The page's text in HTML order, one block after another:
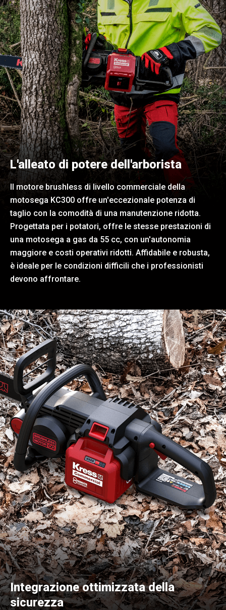
L'alleato di potere dell'arborista
Il motore brushless di livello commerciale della
motosega KC300 offre un'eccezionale potenza di
taglio con la comodità di una manutenzione ridotta.
Progettata per i potatori, offre le stesse prestazioni di
una motosega a gas da 55 cc, con un'autonomia
maggiore e costi operativi ridotti. Affidabile e robusta,
è ideale per le condizioni difficili che i professionisti
devono affrontare.
Integrazione ottimizzata della
sicurezza